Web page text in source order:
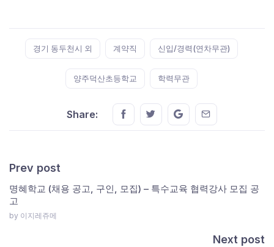
경기 동두천시 외 계약직 신입/경력(연차무관)
양주덕산초등학교 학력무관
Share: Share this on FaceBook
Share this on Twitter
Share this on GMail
Share this on
Prev post
명혜학교 (채용 공고, 구인, 모집) – 특수교육 협력강사 모집 공
고
by 이지레쥬메
Next post